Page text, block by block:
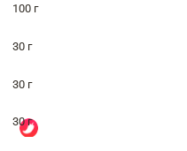
100 г
30 г
30 г
30 г